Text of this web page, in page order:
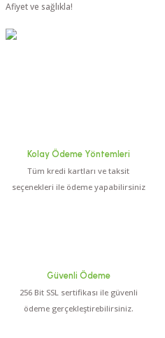
Afiyet ve sağlıkla!
Kolay Ödeme Yöntemleri
Tüm kredi kartları ve taksit
seçenekleri ile ödeme yapabilirsiniz
Güvenli Ödeme
256 Bit SSL sertifikası ile güvenli
ödeme gerçekleştirebilirsiniz.